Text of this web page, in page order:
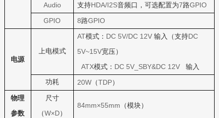
Audio 支持HDA/I2S音频口，可选配置为7路GPIO
GPIO
8路GPIO
电源
上电模式
AT模式： DC 5V/DC 12V 输入（支持DC
5V~15V宽压）
ATX模式： DC 5V_SBY&DC 12V 输入
功耗 20W（TDP）
物理
参数
尺寸
（W×D）
84mm×55mm （模块）